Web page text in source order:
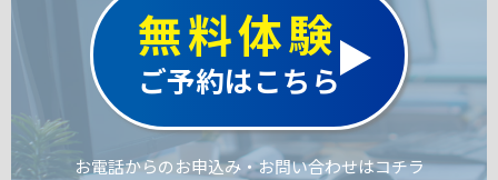
無料体験
ご予約はこちら
お電話からのお申込み・お問い合わせはコチラ